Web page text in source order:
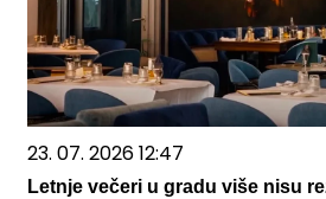
23. 07. 2026 12:47
Letnje večeri u gradu više nisu